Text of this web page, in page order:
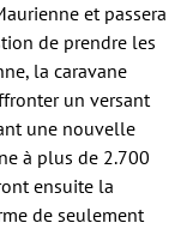
et passera
de prendre les
la caravane
un versant
une nouvelle
à plus de 2.700
ensuite la
de seulement